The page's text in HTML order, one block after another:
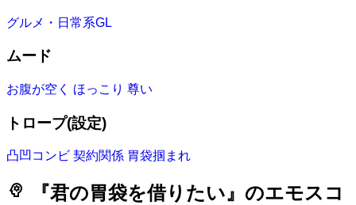
グルメ・日常系GL
ムード
お腹が空く ほっこり 尊い
トロープ(設定)
凸凹コンビ 契約関係 胃袋掴まれ
psychology
『君の胃袋を借りたい』のエモスコ